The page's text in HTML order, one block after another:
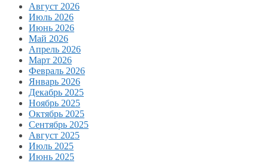
Август 2026
Июль 2026
Июнь 2026
Май 2026
Апрель 2026
Март 2026
Февраль 2026
Январь 2026
Декабрь 2025
Ноябрь 2025
Октябрь 2025
Сентябрь 2025
Август 2025
Июль 2025
Июнь 2025